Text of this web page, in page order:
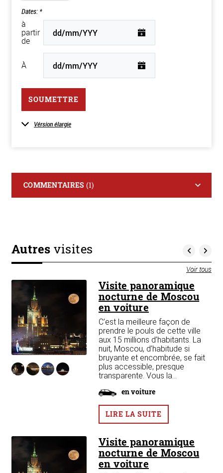
Dates: *
à
partir
de
À
SOUMETTRE
Vérsion élargie
COMMENTAIRES (1)
Autresvisites
Voir tous
Visite panoramique
nocturne de Moscou
en voiture
C’est la meilleure façon de
prendre le pouls de cette ville
aux 15 millions d’habitants. La
nuit, Moscou, d’habitude si
bruyante et encombrée, se fait
plus accessible, presque
transparente. Vous la...
en voiture
LIRE LA SUITE
Visite panoramique
nocturne de Moscou
en voiture